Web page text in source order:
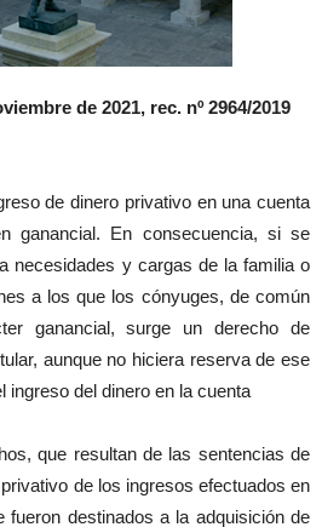
de 2021, rec. nº 2964/2019
de dinero privativo en una cuenta
ganancial. En consecuencia, si se
necesidades y cargas de la familia o
a los que los cónyuges, de común
ganancial, surge un derecho de
aunque no hiciera reserva de ese
ingreso del dinero en la cuenta
que resultan de las sentencias de
de los ingresos efectuados en
fueron destinados a la adquisición de